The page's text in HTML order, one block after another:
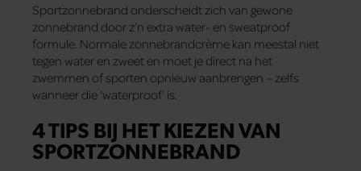
Sportzonnebrand onderscheidt zich van gewone
zonnebrand door z’n extra water- en sweatproof
formule. Normale zonnebrandcrème kan meestal niet
tegen water en zweet en moet je direct na het
zwemmen of sporten opnieuw aanbrengen – zelfs
wanneer die ‘waterproof’ is.
4 TIPS BIJ HET KIEZEN VAN
SPORTZONNEBRAND